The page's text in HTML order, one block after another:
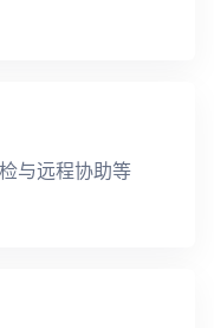
与远程协助等